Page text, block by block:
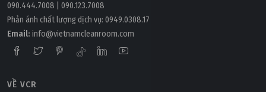
090.444.7008
090.123.7008
Phản ánh chất lượng dịch vụ: 0949.0308.17
Email: info@vietnamcleanroom.com
VỀ VCR